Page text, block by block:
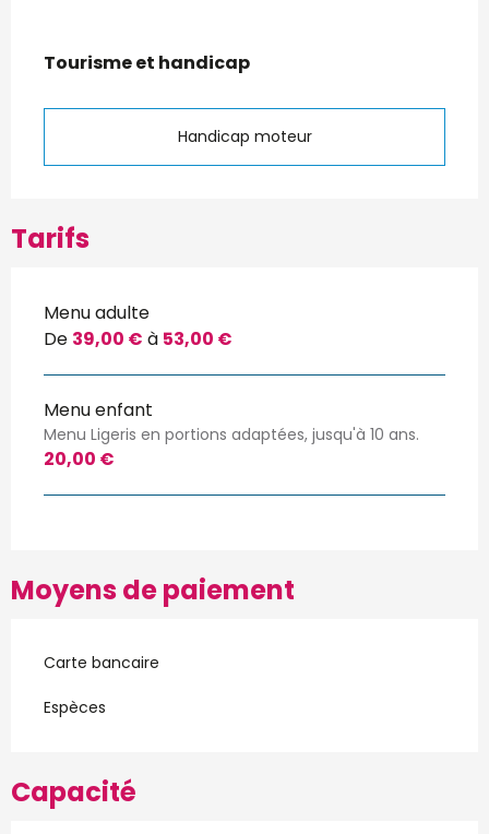
Tourisme et handicap
Tourisme et handicap
Handicap moteur
Tarifs
Menu adulte
De 39,00 € à 53,00 €
Menu enfant
Menu Ligeris en portions adaptées, jusqu'à 10 ans.
20,00 €
Moyens de paiement
Carte bancaire
Espèces
Capacité